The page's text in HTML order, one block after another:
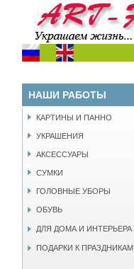
НАШИ РАБОТЫ
КАРТИНЫ И ПАННО
УКРАШЕНИЯ
АКСЕССУАРЫ
СУМКИ
ГОЛОВНЫЕ УБОРЫ
ОБУВЬ
ДЛЯ ДОМА И ИНТЕРЬЕРА
ПОДАРКИ К ПРАЗДНИКАМ